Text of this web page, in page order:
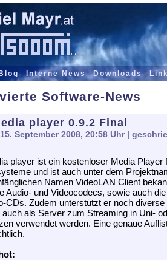
Blog Interne News Downloads
Software-News
player 0.9.2 Final
September 2008, 20:58 Uhr|
player ist ein kostenloser Media Player
und ist auch unter dem
Namen VideoLAN Client
Audio- und Videocodecs, sowie auch
CDs. Zudem unterstützt er noch
auch als Server zum Streaming in Uni-
verwendet werden. Eine genaue